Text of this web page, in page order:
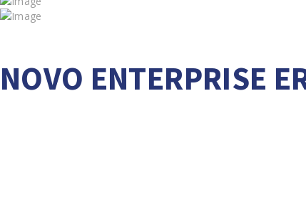
NOVO ENTERPRISE